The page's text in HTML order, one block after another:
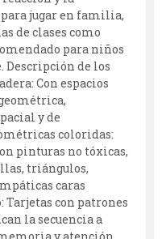
jugar en familia,
de clases como
para niños
Descripción de los
Con espacios
y de
coloridas:
pinturas no tóxicas,
triángulos,
caras
Tarjetas con patrones
la secuencia a